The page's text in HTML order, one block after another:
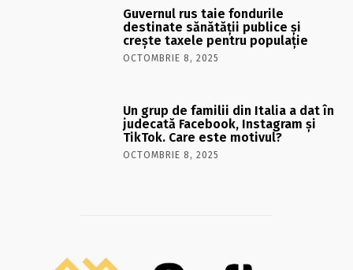
Guvernul rus taie fondurile
destinate sănătății publice și
crește taxele pentru populație
OCTOMBRIE 8, 2025
Un grup de familii din Italia a dat în
judecată Facebook, Instagram și
TikTok. Care este motivul?
OCTOMBRIE 8, 2025